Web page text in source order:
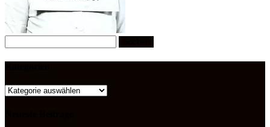
nach:
Kategorien